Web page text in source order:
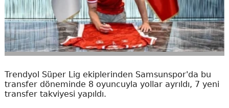
Trendyol Süper Lig ekiplerinden Samsunspor'da bu
transfer döneminde 8 oyuncuyla yollar ayrıldı, 7 yeni
transfer takviyesi yapıldı.